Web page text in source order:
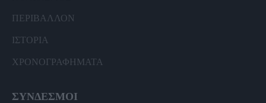
ΠΕΡΙΒΑΛΛΟΝ
ΙΣΤΟΡΙΑ
ΧΡΟΝΟΓΡΑΦΗΜΑΤΑ
ΣΥΝΔΕΣΜΟΙ